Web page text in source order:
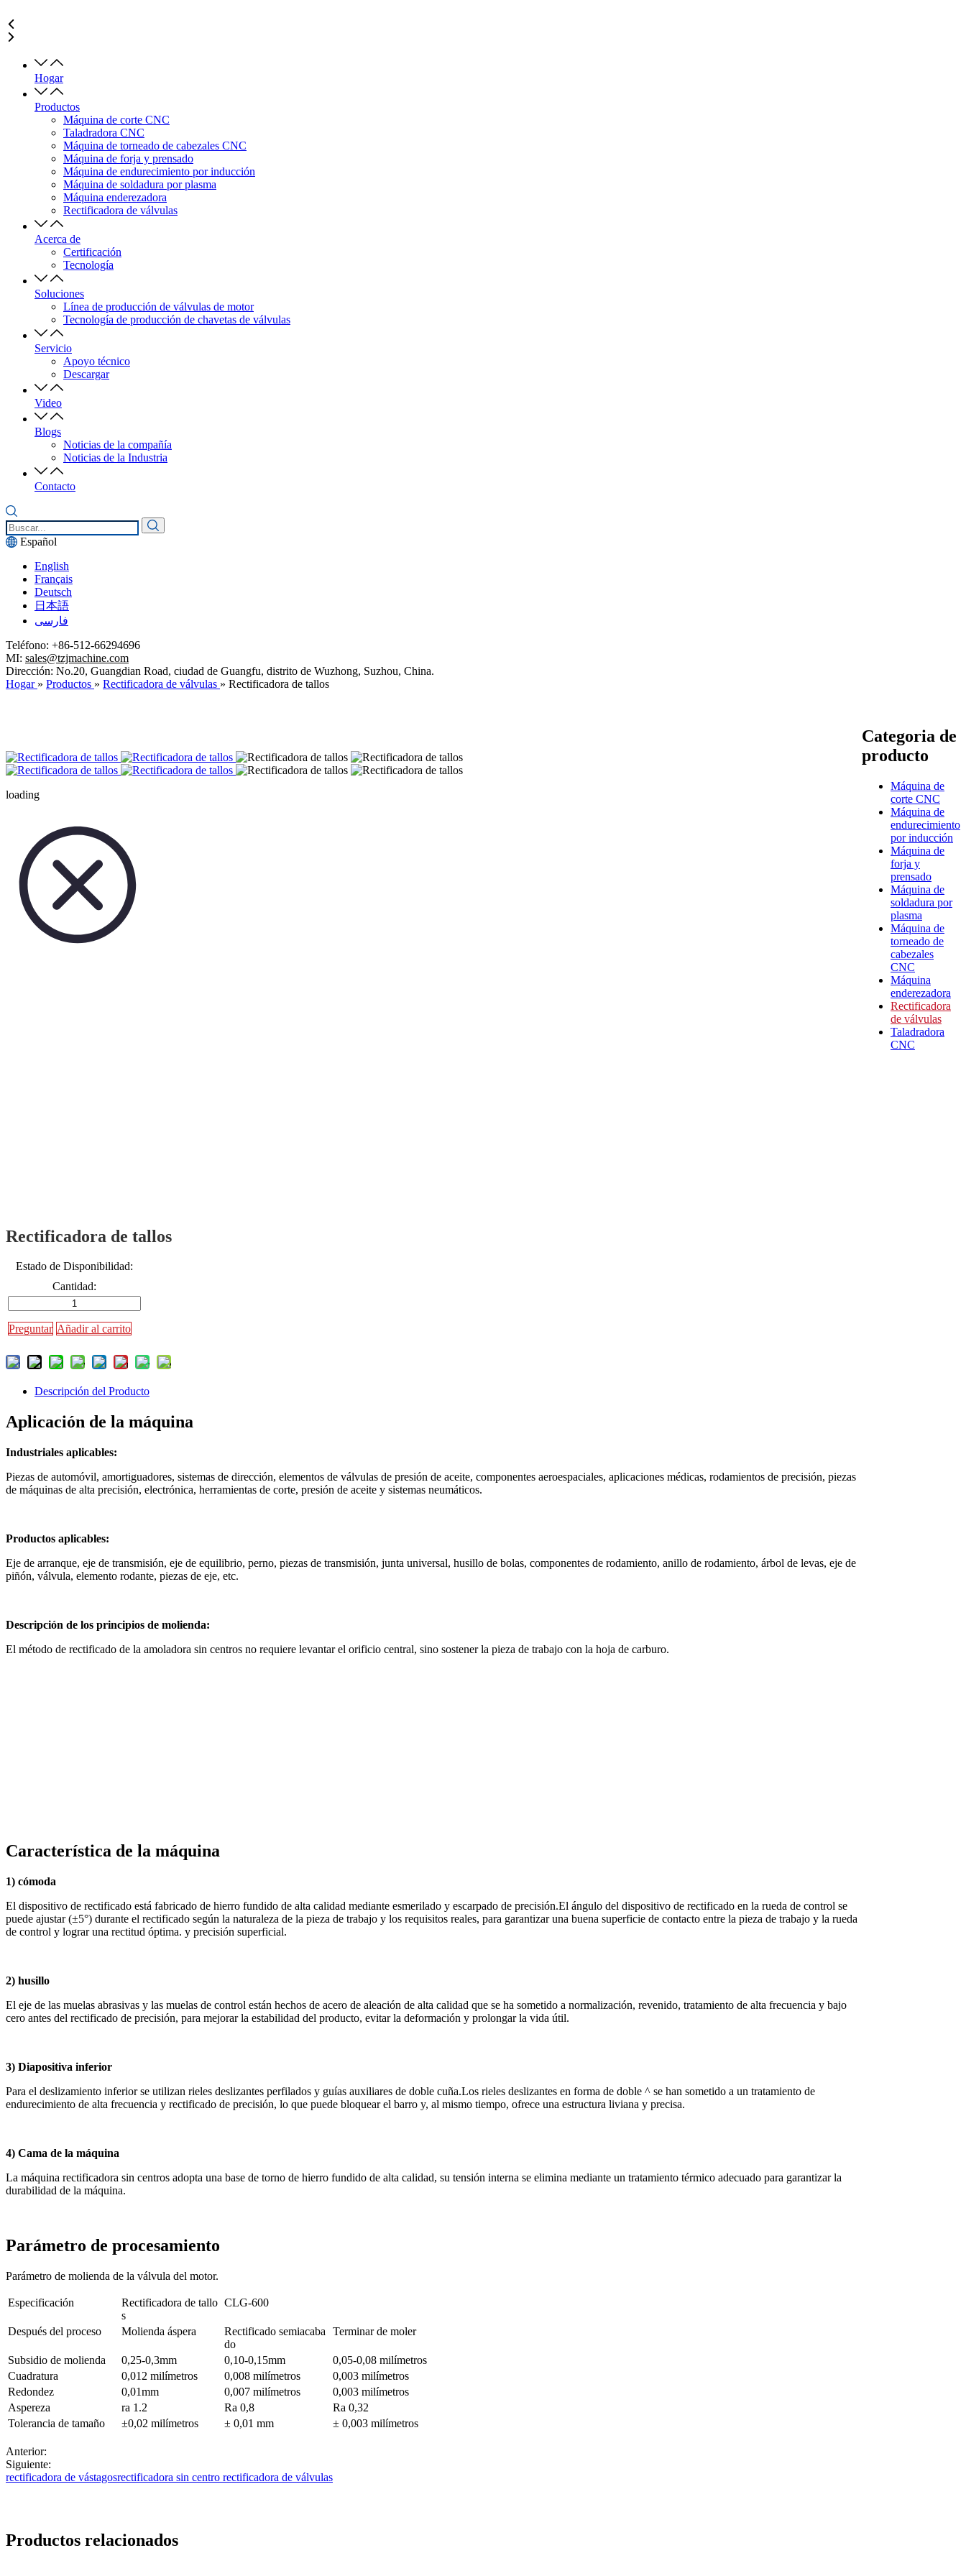
Hogar
Productos
Máquina de corte CNC
Taladradora CNC
Máquina de torneado de cabezales CNC
Máquina de forja y prensado
Máquina de endurecimiento por inducción
Máquina de soldadura por plasma
Máquina enderezadora
Rectificadora de válvulas
Acerca de
Certificación
Tecnología
Soluciones
Línea de producción de válvulas de motor
Tecnología de producción de chavetas de válvulas
Servicio
Apoyo técnico
Descargar
Video
Blogs
Noticias de la compañía
Noticias de la Industria
Contacto
Español
English
Français
Deutsch
日本語
فارسی
Teléfono: +86-512-66294696
MI: sales@tzjmachine.com
Dirección: No.20, Guangdian Road, ciudad de Guangfu, distrito de Wuzhong, Suzhou, China.
Hogar » Productos » Rectificadora de válvulas » Rectificadora de tallos
loading
Rectificadora de tallos
Estado de Disponibilidad:
Cantidad:
Preguntar Añadir al carrito
Descripción del Producto
Aplicación de la máquina
Industriales aplicables:
Piezas de automóvil, amortiguadores, sistemas de dirección, elementos de válvulas de presión de aceite, componentes aeroespaciales, aplicaciones médicas, rodamientos de precisión, piezas
de máquinas de alta precisión, electrónica, herramientas de corte, presión de aceite y sistemas neumáticos.
Productos aplicables:
Eje de arranque, eje de transmisión, eje de equilibrio, perno, piezas de transmisión, junta universal, husillo de bolas, componentes de rodamiento, anillo de rodamiento, árbol de levas, eje de
piñón, válvula, elemento rodante, piezas de eje, etc.
Descripción de los principios de molienda:
El método de rectificado de la amoladora sin centros no requiere levantar el orificio central, sino sostener la pieza de trabajo con la hoja de carburo.
Característica de la máquina
1) cómoda
El dispositivo de rectificado está fabricado de hierro fundido de alta calidad mediante esmerilado y escarpado de precisión.El ángulo del dispositivo de rectificado en la rueda de control se
puede ajustar (±5°) durante el rectificado según la naturaleza de la pieza de trabajo y los requisitos reales, para garantizar una buena superficie de contacto entre la pieza de trabajo y la rueda
de control y lograr una rectitud óptima. y precisión superficial.
2) husillo
El eje de las muelas abrasivas y las muelas de control están hechos de acero de aleación de alta calidad que se ha sometido a normalización, revenido, tratamiento de alta frecuencia y bajo
cero antes del rectificado de precisión, para mejorar la estabilidad del producto, evitar la deformación y prolongar la vida útil.
3) Diapositiva inferior
Para el deslizamiento inferior se utilizan rieles deslizantes perfilados y guías auxiliares de doble cuña.Los rieles deslizantes en forma de doble ^ se han sometido a un tratamiento de
endurecimiento de alta frecuencia y rectificado de precisión, lo que puede bloquear el barro y, al mismo tiempo, ofrece una estructura liviana y precisa.
4) Cama de la máquina
La máquina rectificadora sin centros adopta una base de torno de hierro fundido de alta calidad, su tensión interna se elimina mediante un tratamiento térmico adecuado para garantizar la
durabilidad de la máquina.
Parámetro de procesamiento
Parámetro de molienda de la válvula del motor.
Especificación
Rectificadora de tallo
s
CLG-600
Después del proceso Molienda áspera
Rectificado semiacaba
do
Terminar de moler
Subsidio de molienda 0,25-0,3mm 0,10-0,15mm
0,05-0,08 milímetros
Cuadratura
0,012 milímetros 0,008 milímetros
0,003 milímetros
Redondez
0,01mm 0,007 milímetros
0,003 milímetros
Aspereza
ra 1.2 Ra 0,8
Ra 0,32
Tolerancia de tamaño
±0,02 milímetros ± 0,01 mm ± 0,003 milímetros
Anterior:
Siguiente:
rectificadora de vástagosrectificadora sin centro rectificadora de válvulas
Categoria de
producto
Máquina de
corte CNC
Máquina de
endurecimiento
por inducción
Máquina de
forja y
prensado
Máquina de
soldadura por
plasma
Máquina de
torneado de
cabezales
CNC
Máquina
enderezadora
Rectificadora
de válvulas
Taladradora
CNC
Productos relacionados